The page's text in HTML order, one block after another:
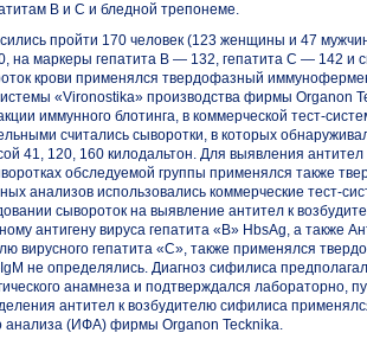
В и С и бледной трепонеме.
пройти 170 человек (123 женщины и 47
на маркеры гепатита В — 132, гепатита С — 142 и
крови применялся твердофазный
«Vironostika» производства фирмы Organon
иммунного блотинга, в коммерческой тест-
считались сыворотки, в которых
41, 120, 160 килодальтон. Для выявления
обследуемой группы применялся также
анализов использовались коммерческие тест-
сывороток на выявление антител к
антигену вируса гепатита «B» HbsAg, а также
вирусного гепатита «C», также применялся
не определялись. Диагноз сифилиса
анамнеза и подтверждался лабораторно,
антител к возбудителю сифилиса
анализа (ИФА) фирмы Organon Tecknika.